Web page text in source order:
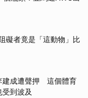
礙者竟是「這動物」比
建成遭聲押 這個體育
到波及